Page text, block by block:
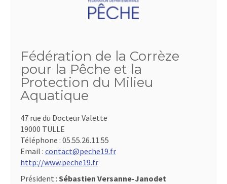
Fédération de la Corrèze
pour la Pêche et la
Protection du Milieu
Aquatique
47 rue du Docteur Valette
19000 TULLE
Téléphone : 05.55.26.11.55
Email : contact@peche19.fr
http://www.peche19.fr
Président : Sébastien Versanne-Janodet